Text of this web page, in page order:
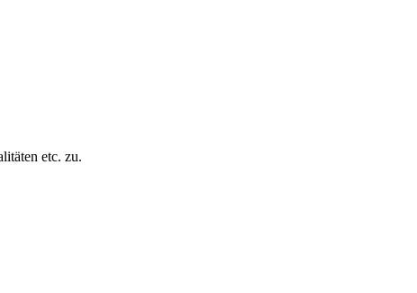
etc. zu.